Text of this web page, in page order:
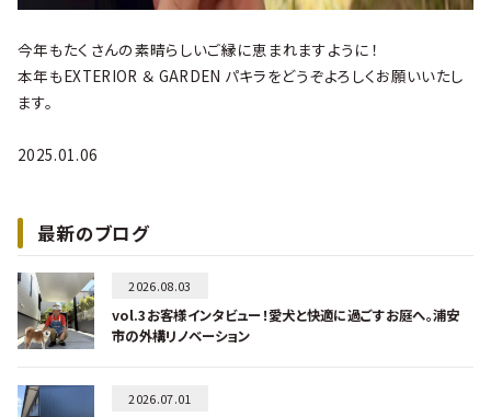
今年もたくさんの素晴らしいご縁に恵まれますように！
本年もEXTERIOR ＆ GARDEN パキラをどうぞよろしくお願いいたし
ます。
2025.01.06
最新のブログ
2026.08.03
vol.3お客様インタビュー！愛犬と快適に過ごすお庭へ。浦安
市の外構リノベーション
2026.07.01